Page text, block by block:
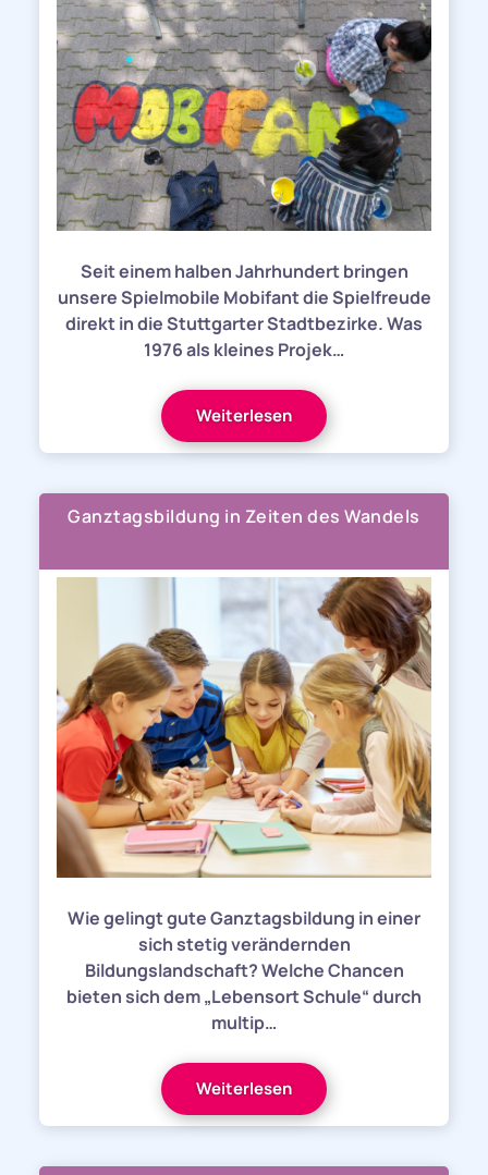
Seit einem halben Jahrhundert bringen
unsere Spielmobile Mobifant die Spielfreude
direkt in die Stuttgarter Stadtbezirke. Was
1976 als kleines Projek…
Weiterlesen
Ganztagsbildung in Zeiten des Wandels
Wie gelingt gute Ganztagsbildung in einer
sich stetig verändernden
Bildungslandschaft? Welche Chancen
bieten sich dem „Lebensort Schule“ durch
multip…
Weiterlesen